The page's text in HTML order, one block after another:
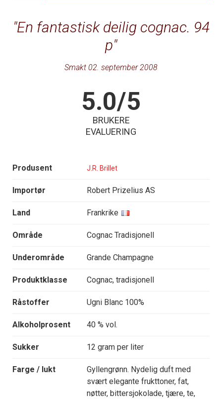
En fantastisk deilig cognac. 94
p
Smakt 02. september 2008
5.0/5
BRUKERE
EVALUERING
Produsent J.R. Brillet
Importør Robert Prizelius AS
Land Frankrike
Område Cognac Tradisjonell
Underområde Grande Champagne
Produktklasse Cognac, tradisjonell
Råstoffer Ugni Blanc 100%
Alkoholprosent 40 % vol.
Sukker 12 gram per liter
Farge / lukt
Gyllengrønn. Nydelig duft med
svært elegante frukttoner, fat,
nøtter, bittersjokolade, tjære, te,